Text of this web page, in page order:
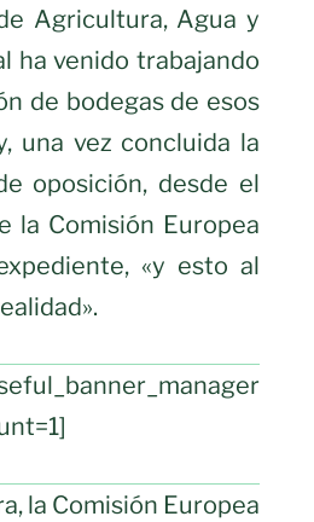
Agricultura, Agua y
ha venido trabajando
de bodegas de esos
una vez concluida la
oposición, desde el
la Comisión Europea
«y esto al
la Comisión Europea